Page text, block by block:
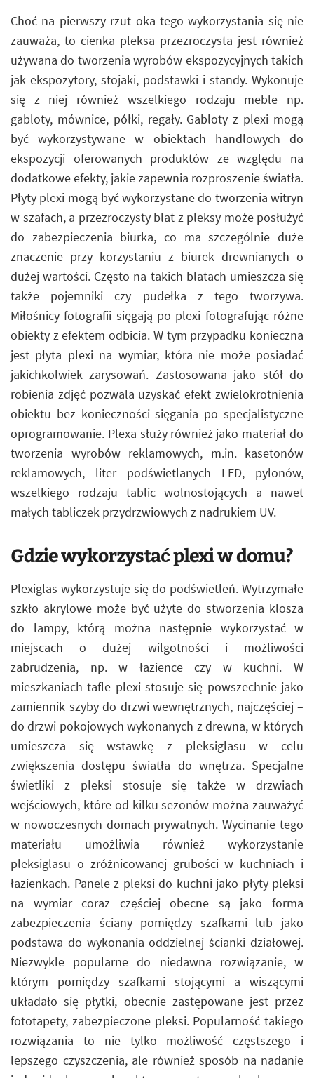
Choć na pierwszy rzut oka tego wykorzystania się nie
zauważa, to cienka pleksa przezroczysta jest również
używana do tworzenia wyrobów ekspozycyjnych takich
jak ekspozytory, stojaki, podstawki i standy. Wykonuje
się z niej również wszelkiego rodzaju meble np.
gabloty, mównice, półki, regały. Gabloty z plexi mogą
być wykorzystywane w obiektach handlowych do
ekspozycji oferowanych produktów ze względu na
dodatkowe efekty, jakie zapewnia rozproszenie światła.
Płyty plexi mogą być wykorzystane do tworzenia witryn
w szafach, a przezroczysty blat z pleksy może posłużyć
do zabezpieczenia biurka, co ma szczególnie duże
znaczenie przy korzystaniu z biurek drewnianych o
dużej wartości. Często na takich blatach umieszcza się
także pojemniki czy pudełka z tego tworzywa.
Miłośnicy fotografii sięgają po plexi fotografując różne
obiekty z efektem odbicia. W tym przypadku konieczna
jest płyta plexi na wymiar, która nie może posiadać
jakichkolwiek zarysowań. Zastosowana jako stół do
robienia zdjęć pozwala uzyskać efekt zwielokrotnienia
obiektu bez konieczności sięgania po specjalistyczne
oprogramowanie. Plexa służy również jako materiał do
tworzenia wyrobów reklamowych, m.in. kasetonów
reklamowych, liter podświetlanych LED, pylonów,
wszelkiego rodzaju tablic wolnostojących a nawet
małych tabliczek przydrzwiowych z nadrukiem UV.
Gdzie wykorzystać plexi w domu?
Plexiglas wykorzystuje się do podświetleń. Wytrzymałe
szkło akrylowe może być użyte do stworzenia klosza
do lampy, którą można następnie wykorzystać w
miejscach o dużej wilgotności i możliwości
zabrudzenia, np. w łazience czy w kuchni. W
mieszkaniach tafle plexi stosuje się powszechnie jako
zamiennik szyby do drzwi wewnętrznych, najczęściej –
do drzwi pokojowych wykonanych z drewna, w których
umieszcza się wstawkę z pleksiglasu w celu
zwiększenia dostępu światła do wnętrza. Specjalne
świetliki z pleksi stosuje się także w drzwiach
wejściowych, które od kilku sezonów można zauważyć
w nowoczesnych domach prywatnych. Wycinanie tego
materiału umożliwia również wykorzystanie
pleksiglasu o zróżnicowanej grubości w kuchniach i
łazienkach. Panele z pleksi do kuchni jako płyty pleksi
na wymiar coraz częściej obecne są jako forma
zabezpieczenia ściany pomiędzy szafkami lub jako
podstawa do wykonania oddzielnej ścianki działowej.
Niezwykle popularne do niedawna rozwiązanie, w
którym pomiędzy szafkami stojącymi a wiszącymi
układało się płytki, obecnie zastępowane jest przez
fototapety, zabezpieczone pleksi. Popularność takiego
rozwiązania to nie tylko możliwość częstszego i
lepszego czyszczenia, ale również sposób na nadanie